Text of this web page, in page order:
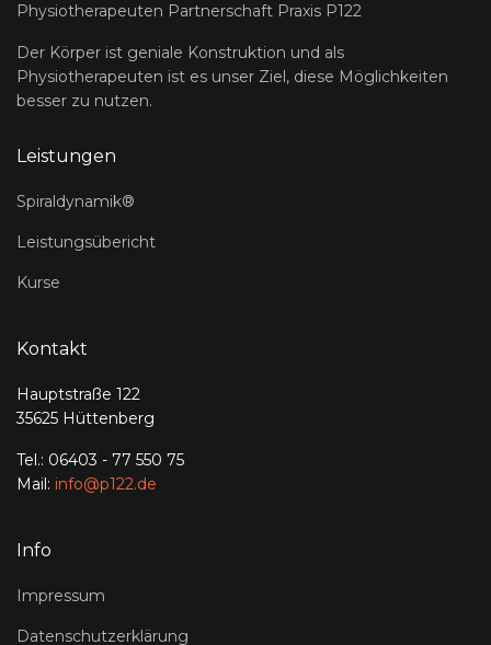
Physiotherapeuten Partnerschaft Praxis P122
Der Körper ist geniale Konstruktion und als
Physiotherapeuten ist es unser Ziel, diese Möglichkeiten
besser zu nutzen.
Leistungen
Spiraldynamik®
Leistungsübericht
Kurse
Kontakt
Hauptstraße 122
35625 Hüttenberg
Tel.: 06403 - 77 550 75
Mail: info@p122.de
Info
Impressum
Datenschutzerklärung